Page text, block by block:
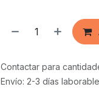
Contactar para
Envío: 2-3 días